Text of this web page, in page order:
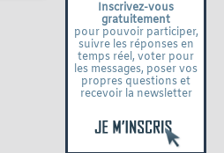
Inscrivez-vous
gratuitement
pour pouvoir participer,
suivre les réponses en
temps réel, voter pour
les messages, poser vos
propres questions et
recevoir la newsletter